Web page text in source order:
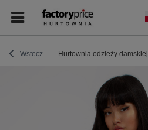
Wstecz Hurtownia odzieży damskiej